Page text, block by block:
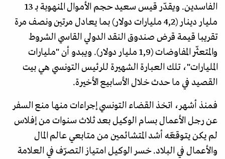
الفاسدين. ويقدّر قيس سعيد حجم الأموال المنهوبة بـ 13
مليار دينار (4,2 مليارات دولار) بما يعادل مرتين ونصف مرة
تقريبا قيمة قرض صندوق النقد الدولي القاسي الشروط
والمتعثّر المفاوضات (1,9 مليار دولار). ويبدو أن "مليارات
المليارات"، تلك العبارة الشهيرة للرئيس التونسي هي بيت
القصيد في ما حدث خلال الأسابيع الأخيرة.
فمنذ أشهر، اتخذ القضاء التونسي إجراءات منها منع السفر
عن رجل الأعمال بسام الوكيل بعد ثلاث سنوات من إفلاس
لم يكن يتوقعّه أشد المتشائمين من متابعي عالم المال
والأعمال في البلاد. خسر الوكيل امتياز التصرّف في العلامة